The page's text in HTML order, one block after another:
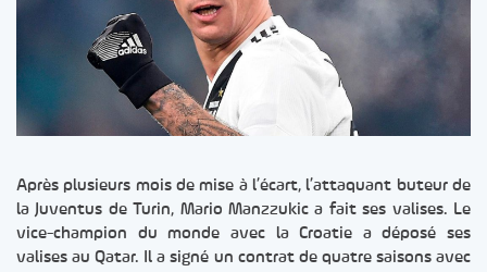
Après plusieurs mois de mise à l’écart, l’attaquant buteur de
la Juventus de Turin, Mario Manzzukic a fait ses valises. Le
vice-champion du monde avec la Croatie a déposé ses
valises au Qatar. Il a signé un contrat de quatre saisons avec